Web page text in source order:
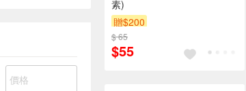
素)
贈$200
$ 65
$55